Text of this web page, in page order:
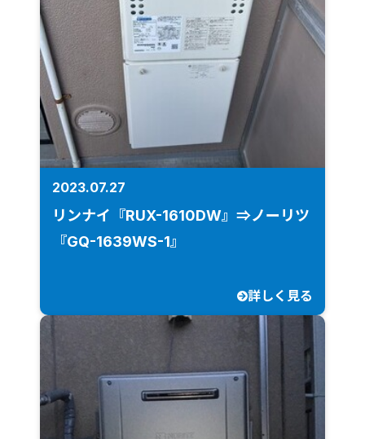
2023.07.27
リンナイ『RUX-1610DW』⇒ノーリツ
『GQ-1639WS-1』
詳しく見る